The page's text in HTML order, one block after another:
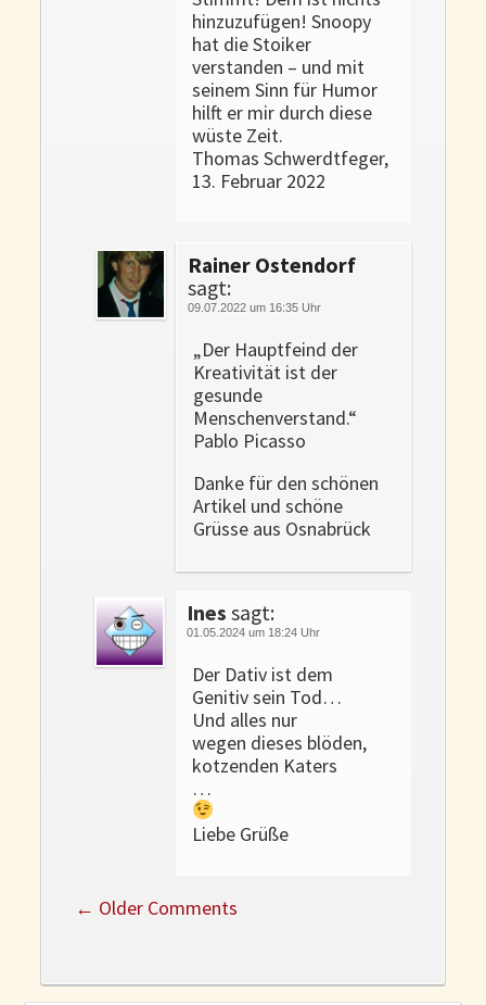
hinzuzufügen! Snoopy
hat die Stoiker
verstanden – und mit
seinem Sinn für Humor
hilft er mir durch diese
wüste Zeit.
Thomas Schwerdtfeger,
13. Februar 2022
Rainer Ostendorf
sagt:
09.07.2022 um 16:35 Uhr
„Der Hauptfeind der
Kreativität ist der
gesunde
Menschenverstand.“
Pablo Picasso
Danke für den schönen
Artikel und schöne
Grüsse aus Osnabrück
Ines sagt:
01.05.2024 um 18:24 Uhr
Der Dativ ist dem
Genitiv sein Tod…
Und alles nur
wegen dieses blöden,
kotzenden Katers
…
Liebe Grüße
← Older Comments